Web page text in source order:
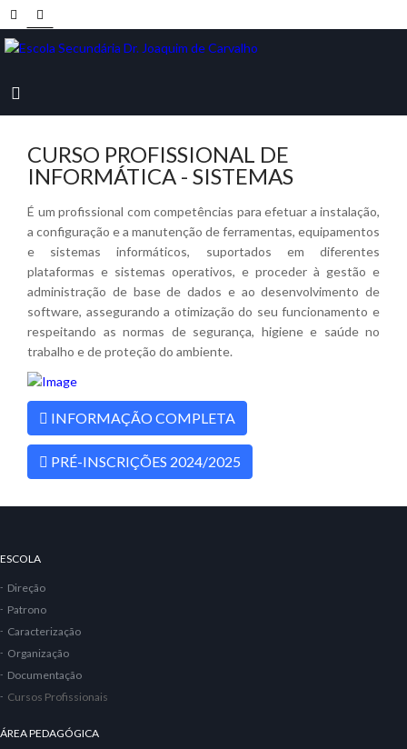
CURSO PROFISSIONAL DE
INFORMÁTICA - SISTEMAS
É um profissional com competências para efetuar a instalação,
a configuração e a manutenção de ferramentas, equipamentos
e sistemas informáticos, suportados em diferentes
plataformas e sistemas operativos, e proceder à gestão e
administração de base de dados e ao desenvolvimento de
software, assegurando a otimização do seu funcionamento e
respeitando as normas de segurança, higiene e saúde no
trabalho e de proteção do ambiente.
INFORMAÇÃO COMPLETA
PRÉ-INSCRIÇÕES 2024/2025
ESCOLA
Direção
Patrono
Caracterização
Organização
Documentação
Cursos Profissionais
ÁREA PEDAGÓGICA